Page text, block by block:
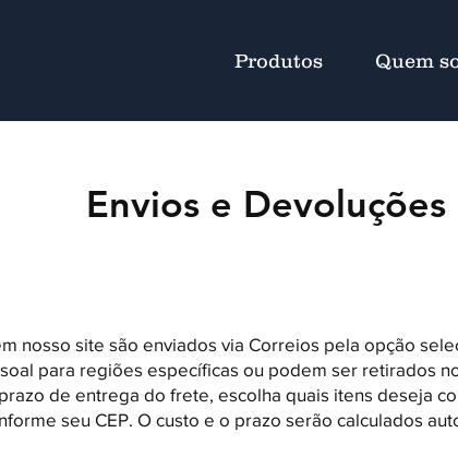
Produtos Quem
Envios e Devoluções
nosso site são enviados via Correios pela opção
para regiões específicas ou podem ser retirados
de entrega do frete, escolha quais itens deseja
seu CEP. O custo e o prazo serão calculados